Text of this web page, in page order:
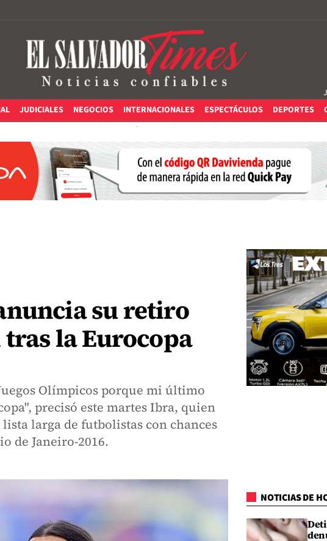
JUDICIALES NEGOCIOS INTERNACIONALES ESPECTÁCULOS DEPORTES
su retiro
la Eurocopa
Olímpicos porque mi último
precisó este martes Ibra, quien
larga de futbolistas con chances
de Janeiro-2016.
NOTICIAS DE